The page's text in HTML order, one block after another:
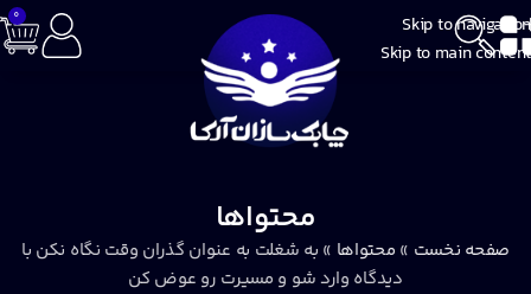
Skip to navigation
Skip to main content
0
محتواها
صفحه نخست » محتواها » به شغلت به عنوان گذران وقت نگاه نکن با
دیدگاه وارد شو و مسیرت رو عوض کن